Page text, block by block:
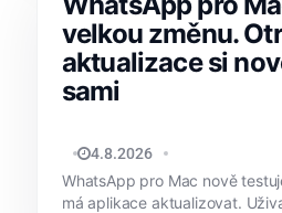
velkou změnu.
aktualizace si
sami
JAN HOLEŠ
4.8.2026
WhatsApp pro Mac nově
má aplikace aktualizovat.